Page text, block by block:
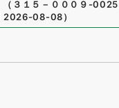
（ ３１５－０００９-0025
2026-08-08）